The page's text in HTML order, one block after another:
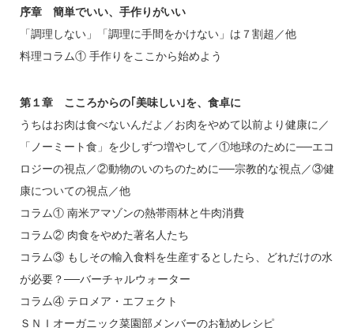
序章 簡単でいい、手作りがいい
「調理しない」「調理に手間をかけない」は７割超／他
料理コラム① 手作りをここから始めよう
第１章 こころからの｢美味しい｣を、食卓に
うちはお肉は食べないんだよ／お肉をやめて以前より健康に／
「ノーミート食」を少しずつ増やして／①地球のために──エコ
ロジーの視点／②動物のいのちのために──宗教的な視点／③健
康についての視点／他
コラム① 南米アマゾンの熱帯雨林と牛肉消費
コラム② 肉食をやめた著名人たち
コラム③ もしその輸入食料を生産するとしたら、どれだけの水
が必要？──バーチャルウォーター
コラム④ テロメア・エフェクト
ＳＮＩオーガニック菜園部メンバーのお勧めレシピ